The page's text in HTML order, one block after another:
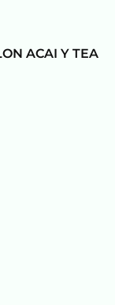
ACAI Y TEA